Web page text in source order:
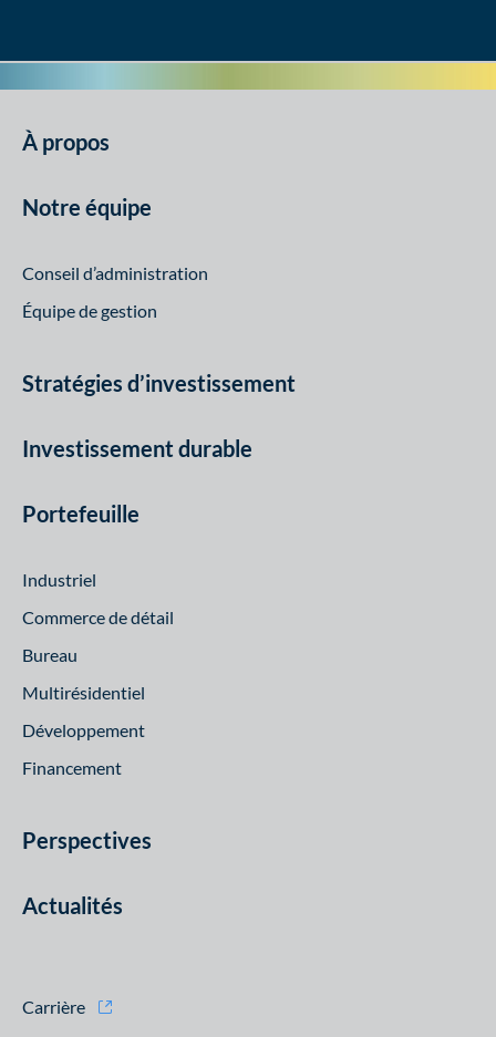
À propos
Notre équipe
Conseil d’administration
Équipe de gestion
Stratégies d’investissement
Investissement durable
Portefeuille
Industriel
Commerce de détail
Bureau
Multirésidentiel
Développement
Financement
Perspectives
Actualités
Carrière